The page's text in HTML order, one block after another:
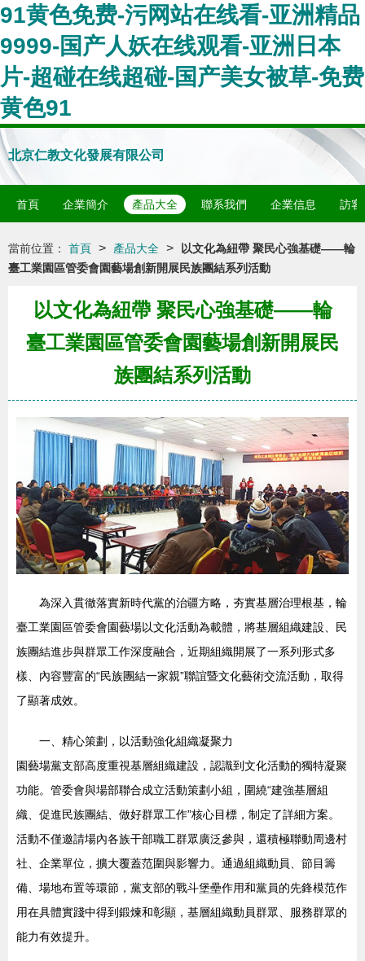
91黄色免费-污网站在线看-亚洲精品
9999-国产人妖在线观看-亚洲日本
片-超碰在线超碰-国产美女被草-免费
黄色91
北京仁教文化發展有限公司
首頁 企業簡介 產品大全 聯系我們 企業信息 訪客
當前位置： 首頁 > 產品大全 >
以文化為紐帶 聚民心強基礎——輪
臺工業園區管委會園藝場創新開展民族團結系列活動
以文化為紐帶 聚民心強基礎——輪
臺工業園區管委會園藝場創新開展民
族團結系列活動
為深入貫徹落實新時代黨的治疆方略，夯實基層治理根基，輪
臺工業園區管委會園藝場以文化活動為載體，將基層組織建設、民
族團結進步與群眾工作深度融合，近期組織開展了一系列形式多
樣、內容豐富的“民族團結一家親”聯誼暨文化藝術交流活動，取得
了顯著成效。
一、精心策劃，以活動強化組織凝聚力
園藝場黨支部高度重視基層組織建設，認識到文化活動的獨特凝聚
功能。管委會與場部聯合成立活動策劃小組，圍繞“建強基層組
織、促進民族團結、做好群眾工作”核心目標，制定了詳細方案。
活動不僅邀請場內各族干部職工群眾廣泛參與，還積極聯動周邊村
社、企業單位，擴大覆蓋范圍與影響力。通過組織動員、節目籌
備、場地布置等環節，黨支部的戰斗堡壘作用和黨員的先鋒模范作
用在具體實踐中得到鍛煉和彰顯，基層組織動員群眾、服務群眾的
能力有效提升。